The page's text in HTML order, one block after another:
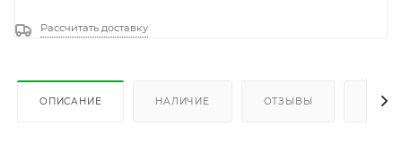
Рассчитать доставку
ОПИСАНИЕ НАЛИЧИЕ ОТЗЫВЫ КАК